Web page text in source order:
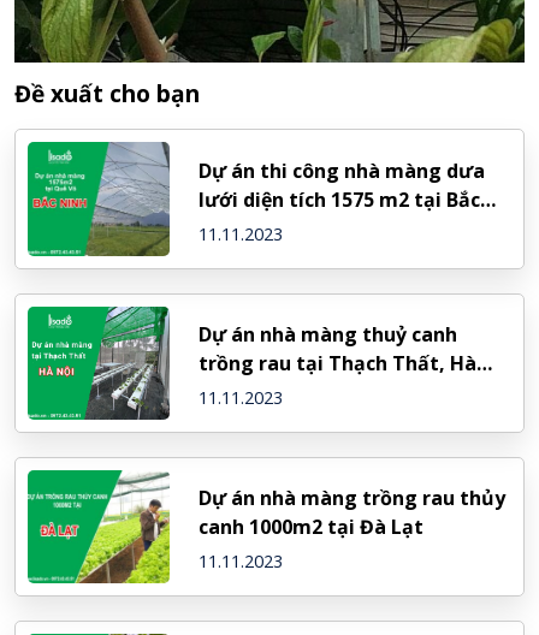
Đề xuất cho bạn
Dự án thi công nhà màng dưa
lưới diện tích 1575 m2 tại Bắc
Ninh
11.11.2023
Dự án nhà màng thuỷ canh
trồng rau tại Thạch Thất, Hà
Nội
11.11.2023
Dự án nhà màng trồng rau thủy
canh 1000m2 tại Đà Lạt
11.11.2023